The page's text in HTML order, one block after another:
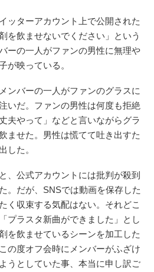
ッターアカウント上で公開された
を飲ませないでください」という
ーの一人がファンの男性に無理や
が映っている。
ンバーの一人がファンのグラスに
いだ。ファンの男性は何度も拒絶
夫やって」などと言いながらグラ
ませた。男性は慌てて吐き出すた
した。
、公式アカウントには批判が殺到
。だが、SNSでは動画を保存した
く収束する気配はない。それどこ
プラスタ新曲ができました」とし
を飲ませているシーンを加工した
の度オフ会時にメンバーがふざけ
うとしていた事、本当に申し訳ご